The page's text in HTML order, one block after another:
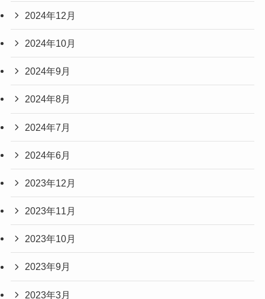
2024年12月
2024年10月
2024年9月
2024年8月
2024年7月
2024年6月
2023年12月
2023年11月
2023年10月
2023年9月
2023年3月